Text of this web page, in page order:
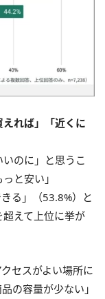
えれば」「近くに
のに」と思うこ
と安い」
る」（53.8%）と
えて上位に挙が
セスがよい場所に
の容量が少ない」